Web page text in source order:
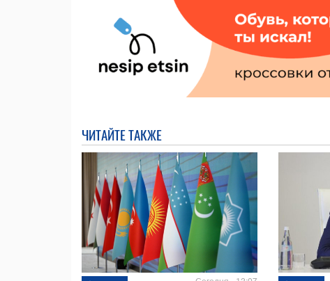
ЧИТАЙТЕ ТАКЖЕ